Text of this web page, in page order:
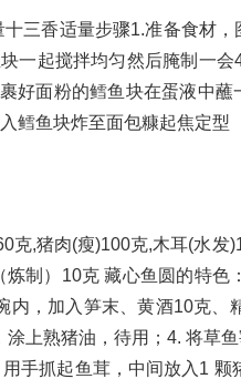
三香适量步骤1.准备食材
一起搅拌均匀然后腌制一
好面粉的鳕鱼块在蛋液中蘸
鳕鱼块炸至面包糠起焦定型
,猪肉(瘦)100克,木耳(水发
制）10克 藏心鱼圆的特色
，加入笋末、黄酒10克、
上熟猪油，待用；4. 将草
手抓起鱼茸，中间放入1 颗